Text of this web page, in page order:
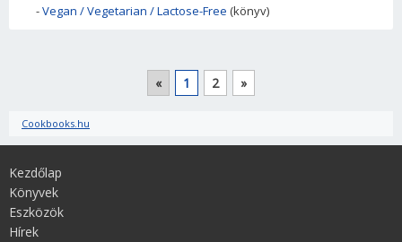
-Vegan / Vegetarian / Lactose-Free (könyv)
« 1 2 »
Cookbooks.hu
Kezdőlap
Könyvek
Eszközök
Hírek